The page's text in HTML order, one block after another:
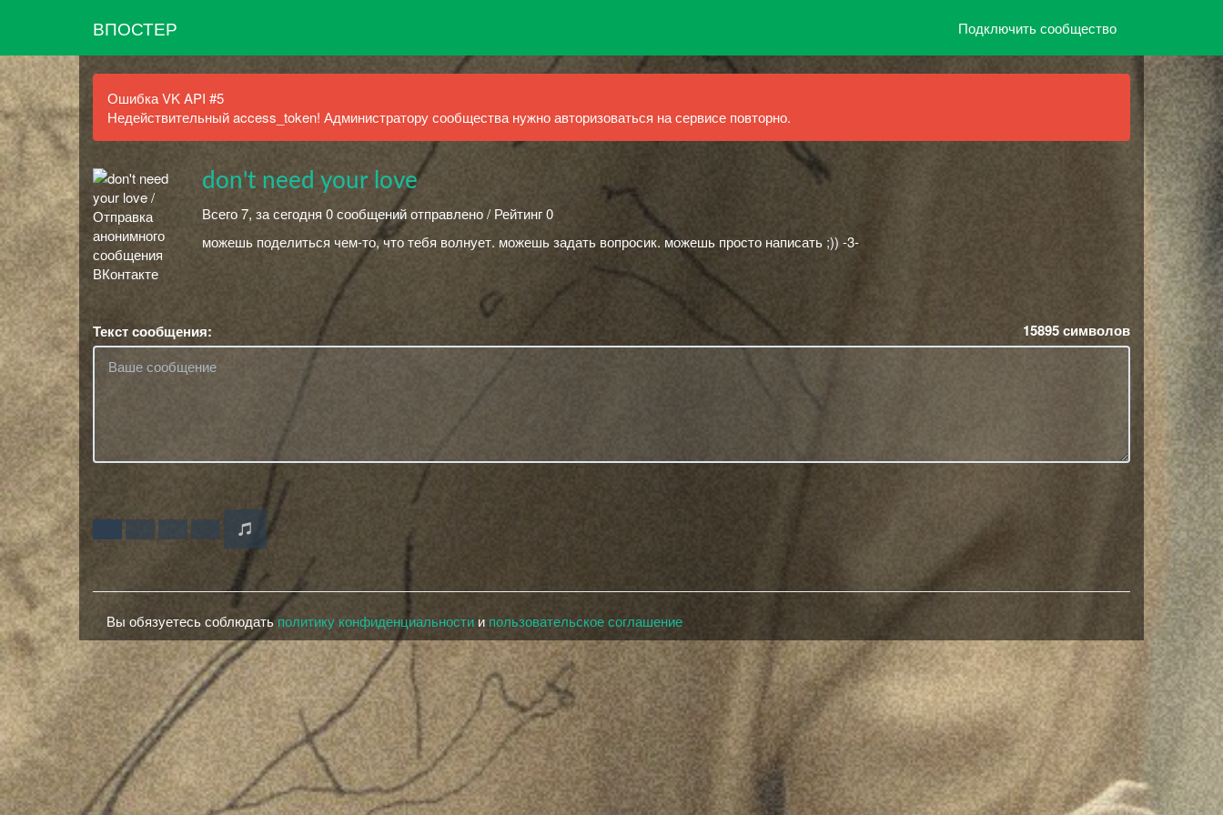
ВПОСТЕР Подключить сообщество
Ошибка VK API #5
Недействительный access_token! Администратору сообщества нужно авторизоваться на сервисе повторно.
don't need your love
Всего 7, за сегодня 0 сообщений отправлено / Рейтинг 0
можешь поделиться чем-то, что тебя волнует. можешь задать вопросик. можешь просто написать ;)) -3-
Текст сообщения: 15895символов
Вы обязуетесь соблюдатьполитику конфиденциальности и пользовательское соглашение